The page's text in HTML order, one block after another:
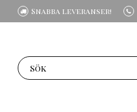
Snabba leveranser!